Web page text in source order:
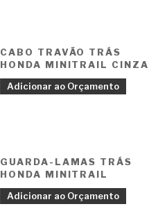
CABO TRAVÃO TRÁS
HONDA MINITRAIL CINZA
Adicionar ao Orçamento
GUARDA-LAMAS TRÁS
HONDA MINITRAIL
Adicionar ao Orçamento